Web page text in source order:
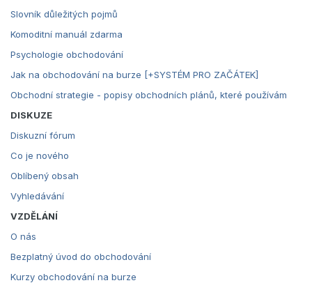
Slovník důležitých pojmů
Komoditní manuál zdarma
Psychologie obchodování
Jak na obchodování na burze [+SYSTÉM PRO ZAČÁTEK]
Obchodní strategie - popisy obchodních plánů, které používám
DISKUZE
Diskuzní fórum
Co je nového
Oblíbený obsah
Vyhledávání
VZDĚLÁNÍ
O nás
Bezplatný úvod do obchodování
Kurzy obchodování na burze